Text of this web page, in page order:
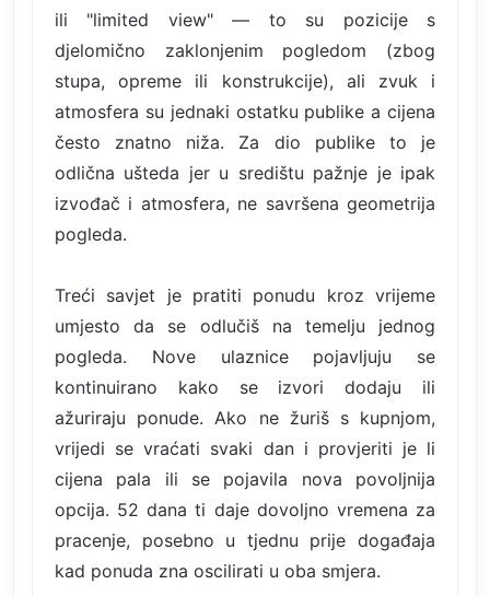
ili "limited view" — to su pozicije s
djelomično zaklonjenim pogledom (zbog
stupa, opreme ili konstrukcije), ali zvuk i
atmosfera su jednaki ostatku publike a cijena
često znatno niža. Za dio publike to je
odlična ušteda jer u središtu pažnje je ipak
izvođač i atmosfera, ne savršena geometrija
pogleda.
Treći savjet je pratiti ponudu kroz vrijeme
umjesto da se odlučiš na temelju jednog
pogleda. Nove ulaznice pojavljuju se
kontinuirano kako se izvori dodaju ili
ažuriraju ponude. Ako ne žuriš s kupnjom,
vrijedi se vraćati svaki dan i provjeriti je li
cijena pala ili se pojavila nova povoljnija
opcija. 52 dana ti daje dovoljno vremena za
pracenje, posebno u tjednu prije događaja
kad ponuda zna oscilirati u oba smjera.